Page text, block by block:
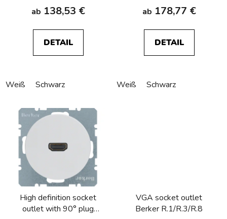
ab 138,53 €
DETAIL
Weiß Schwarz
ab 178,77 €
DETAIL
Weiß Schwarz
High definition socket
outlet with 90° plug
VGA socket outlet
Berker R.1/R.3/R.8